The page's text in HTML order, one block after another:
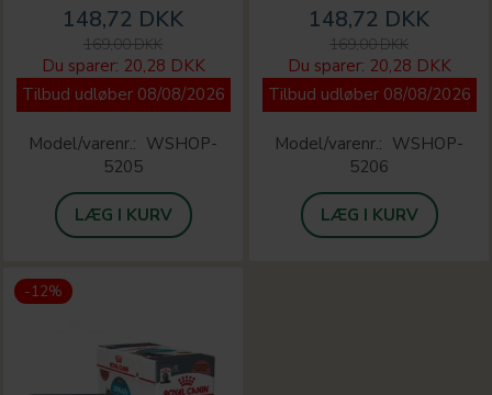
148,72 DKK
169,00 DKK
Du sparer: 20,28 DKK
Tilbud udløber 08/08/2026
Model/varenr.: WSHOP-
5205
LÆG I KURV
148,72 DKK
169,00 DKK
Du sparer: 20,28 DKK
Tilbud udløber 08/08/2026
Model/varenr.: WSHOP-
5206
LÆG I KURV
-12%